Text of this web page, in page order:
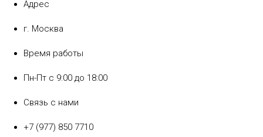
Адрес
г. Москва
Время работы
Пн-Пт с 9:00 до 18:00
Связь с нами
+7 (977) 850 7710